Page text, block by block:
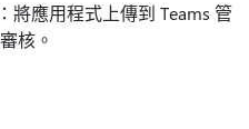
：將應用程式上傳到 Teams 管
核。